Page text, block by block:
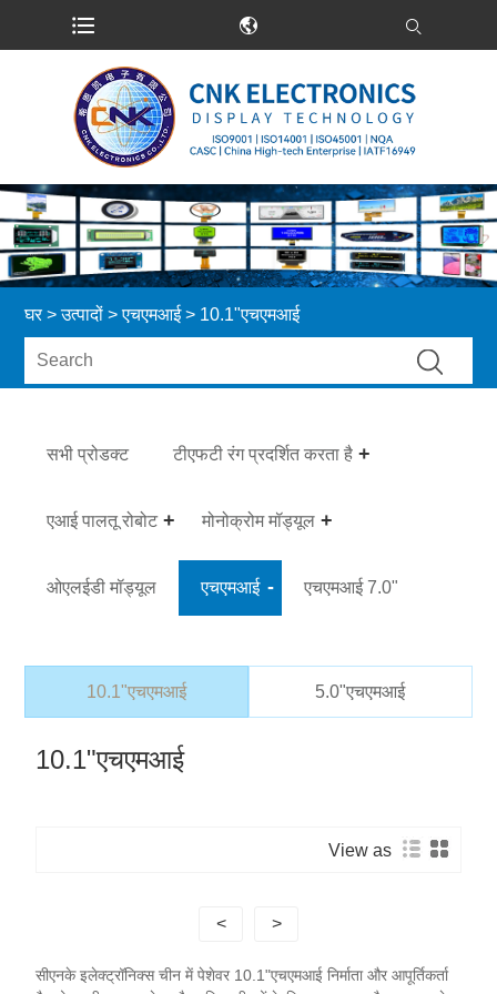
घर > उत्पादों >एचएमआई> 10.1"एचएमआई
सभी प्रोडक्ट टीएफटी रंग प्रदर्शित करता है
एआई पालतू रोबोट मोनोक्रोम मॉड्यूल
ओएलईडी मॉड्यूल एचएमआई एचएमआई 7.0"
10.1"एचएमआई 5.0"एचएमआई
10.1"एचएमआई
View as
< >
सीएनके इलेक्ट्रॉनिक्स चीन में पेशेवर 10.1"एचएमआई निर्माता और आपूर्तिकर्ता